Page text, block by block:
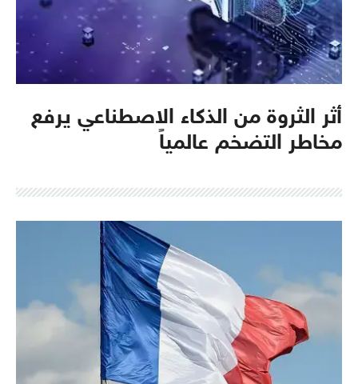
أثر الثروة من الذكاء الاصطناعي يرفع
مخاطر التضخم عالمياً